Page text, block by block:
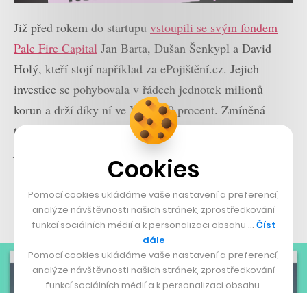
Již před rokem do startupu vstoupili se svým fondem
Pale Fire Capital Jan Barta, Dušan Šenkypl a David
Holý, kteří stojí například za ePojištění.cz. Jejich
investice se pohybovala v řádech jednotek milionů
korun a drží díky ní ve Valuo 29 procent. Zmíněná
trojice se právě o služby v oblasti nemovitostí zajímá a
jejich investice šla především na vylepšení unikátního
algoritmu, se kterým Valuo počítá své odhady. Právě
díky němu může kupující snadno zjistit, zda není daná
nemovitost příliš předražená.
Cookies
Pomocí cookies ukládáme vaše nastavení a preferencí,
analýze návštěvnosti našich stránek, zprostředkování
funkcí sociálních médií a k personalizaci obsahu … Číst
dále
Pomocí cookies ukládáme vaše nastavení a preferencí,
analýze návštěvnosti našich stránek, zprostředkování
funkcí sociálních médií a k personalizaci obsahu.